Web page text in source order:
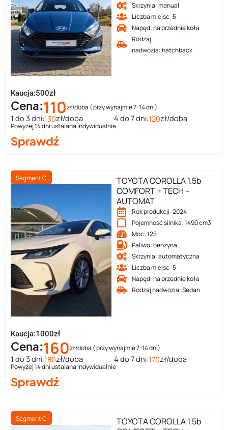
Skrzynia: manual
Liczba miejsc: 5
Napęd: na przednie koła
Rodzaj
nadwozia: hatchback
Kaucja:500zł
Cena:110zł/doba ( przy wynajmie 7-14 dni)
1 do 3 dni:130zł/doba 4 do 7 dni:120zł/doba
Powyżej 14 dni ustalana indywidualnie
Sprawdź
Segment C
TOYOTA COROLLA 1.5b
COMFORT + TECH –
AUTOMAT
Rok produkcji: 2024
Pojemność silnika: 1490 cm3
Moc: 125
Paliwo: benzyna
Skrzynia: automatyczna
Liczba miejsc: 5
Napęd: na przednie koła
Rodzaj nadwozia: Sedan
Kaucja:1000zł
Cena:160zł/doba ( przy wynajmie 7-14 dni)
1 do 3 dni:180zł/doba 4 do 7 dni:170zł/doba
Powyżej 14 dni ustalana indywidualnie
Sprawdź
Segment C
TOYOTA COROLLA 1.5b